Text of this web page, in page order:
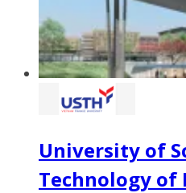
University of
Technology of